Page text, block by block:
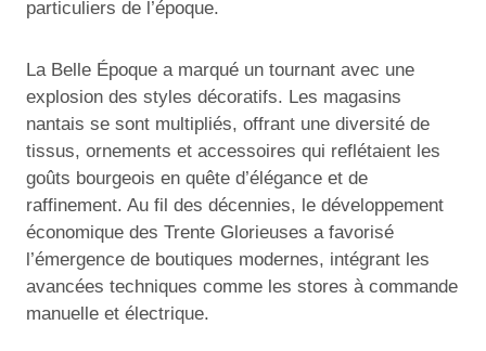
particuliers de l’époque.
La Belle Époque a marqué un tournant avec une
explosion des styles décoratifs. Les magasins
nantais se sont multipliés, offrant une diversité de
tissus, ornements et accessoires qui reflétaient les
goûts bourgeois en quête d’élégance et de
raffinement. Au fil des décennies, le développement
économique des Trente Glorieuses a favorisé
l’émergence de boutiques modernes, intégrant les
avancées techniques comme les stores à commande
manuelle et électrique.